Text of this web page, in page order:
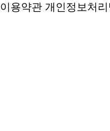
이용약관 개인정보처리